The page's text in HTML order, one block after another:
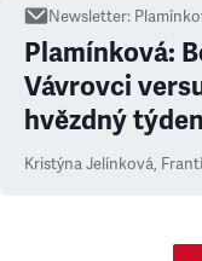
Newsletter:
Plamínková:
Vávrovci
hvězdný týden
Kristýna Jelínková,